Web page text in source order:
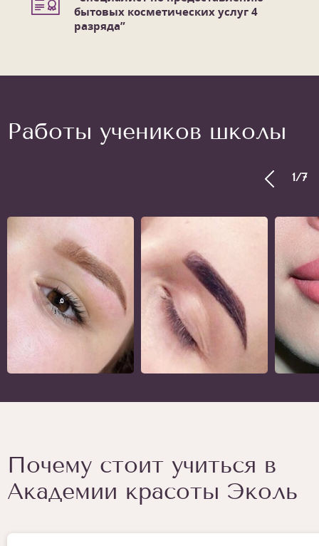
бытовых косметических услуг 4
разряда”
Работы учеников школы
1/7
Почему стоит учиться в
Академии красоты Эколь